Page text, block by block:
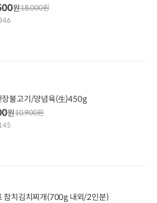
원18,000원
장불고기/양념육(生)450g
원10,900원
참치김치찌개(700g 내외/2인분)